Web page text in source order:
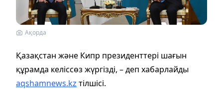
Ақорда
Қазақстан және Кипр президенттері шағын
құрамда келіссөз жүргізді, – деп хабарлайды
aqshamnews.kz тілшісі.